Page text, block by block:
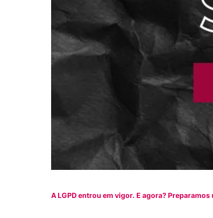
A LGPD entrou em vigor. E agora?